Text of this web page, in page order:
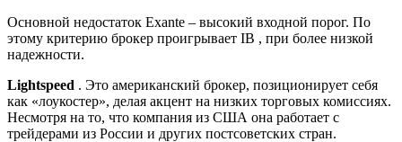
Основной недостаток Exante – высокий входной порог. По
этому критерию брокер проигрывает IB , при более низкой
надежности.
Lightspeed . Это американский брокер, позиционирует себя
как «лоукостер», делая акцент на низких торговых комиссиях.
Несмотря на то, что компания из США она работает с
трейдерами из России и других постсоветских стран.